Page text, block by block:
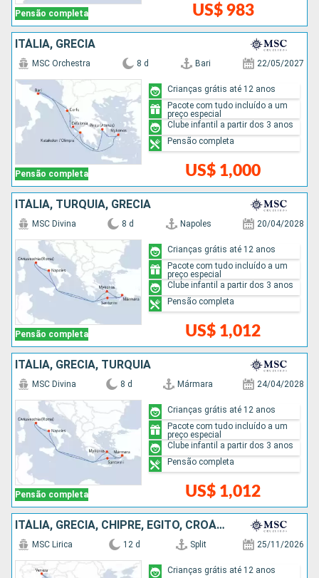
Pensão completa US$ 983
ITÁLIA, GRÉCIA
Pensão completa
MSC Orchestra 8 d Bari 22/05/2027
US$ 1,000
Crianças grátis até 12 anos
Pacote com tudo incluído a um
preço especial
Clube infantil a partir dos 3 anos
Pensão completa
ITÁLIA, TURQUIA, GRÉCIA
Pensão completa
MSC Divina 8 d Napoles 20/04/2028
US$ 1,012
Crianças grátis até 12 anos
Pacote com tudo incluído a um
preço especial
Clube infantil a partir dos 3 anos
Pensão completa
ITÁLIA, GRÉCIA, TURQUIA
Pensão completa
MSC Divina 8 d Mármara 24/04/2028
US$ 1,012
Crianças grátis até 12 anos
Pacote com tudo incluído a um
preço especial
Clube infantil a partir dos 3 anos
Pensão completa
ITÁLIA, GRÉCIA, CHIPRE, EGITO, CROÁCIA
MSC Lirica 12 d Split 25/11/2026
Crianças grátis até 12 anos